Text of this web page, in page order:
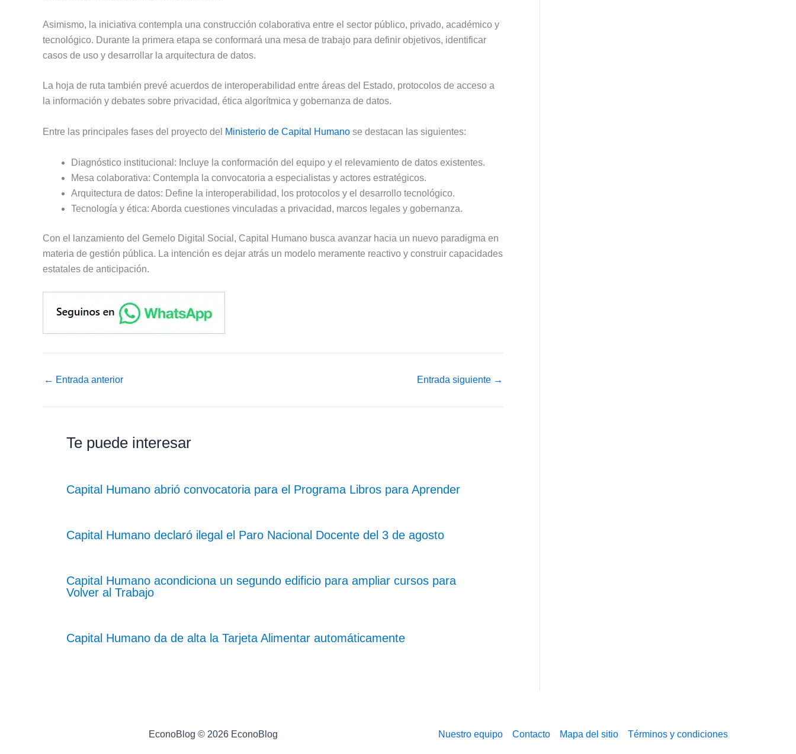
Asimismo, la iniciativa contempla una construcción colaborativa entre el sector público, privado, académico y
tecnológico. Durante la primera etapa se conformará una mesa de trabajo para definir objetivos, identificar
casos de uso y desarrollar la arquitectura de datos.
La hoja de ruta también prevé acuerdos de interoperabilidad entre áreas del Estado, protocolos de acceso a
la información y debates sobre privacidad, ética algorítmica y gobernanza de datos.
Entre las principales fases del proyecto del Ministerio de Capital Humano se destacan las siguientes:
Diagnóstico institucional: Incluye la conformación del equipo y el relevamiento de datos existentes.
Mesa colaborativa: Contempla la convocatoria a especialistas y actores estratégicos.
Arquitectura de datos: Define la interoperabilidad, los protocolos y el desarrollo tecnológico.
Tecnología y ética: Aborda cuestiones vinculadas a privacidad, marcos legales y gobernanza.
Con el lanzamiento del Gemelo Digital Social, Capital Humano busca avanzar hacia un nuevo paradigma en
materia de gestión pública. La intención es dejar atrás un modelo meramente reactivo y construir capacidades
estatales de anticipación.
← Entrada anterior Entrada siguiente →
Te puede interesar
Capital Humano abrió convocatoria para el Programa Libros para Aprender
Capital Humano declaró ilegal el Paro Nacional Docente del 3 de agosto
Capital Humano acondiciona un segundo edificio para ampliar cursos para
Volver al Trabajo
Capital Humano da de alta la Tarjeta Alimentar automáticamente
EconoBlog © 2026 EconoBlog Nuestro equipo Contacto Mapa del sitio Términos y condiciones